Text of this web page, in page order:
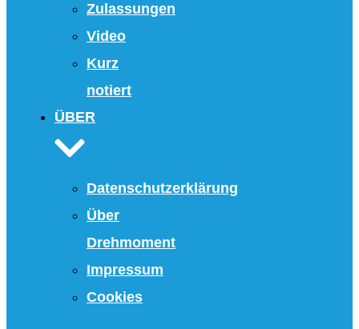
Zulassungen
Video
Kurz
notiert
ÜBER
Datenschutzerklärung
Über
Drehmoment
Impressum
Cookies